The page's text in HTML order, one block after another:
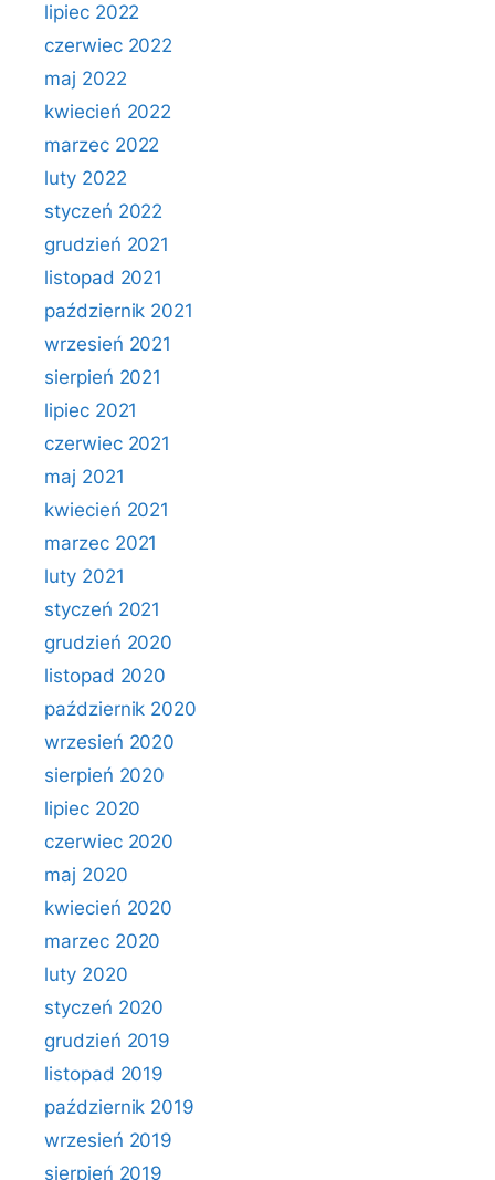
lipiec 2022
czerwiec 2022
maj 2022
kwiecień 2022
marzec 2022
luty 2022
styczeń 2022
grudzień 2021
listopad 2021
październik 2021
wrzesień 2021
sierpień 2021
lipiec 2021
czerwiec 2021
maj 2021
kwiecień 2021
marzec 2021
luty 2021
styczeń 2021
grudzień 2020
listopad 2020
październik 2020
wrzesień 2020
sierpień 2020
lipiec 2020
czerwiec 2020
maj 2020
kwiecień 2020
marzec 2020
luty 2020
styczeń 2020
grudzień 2019
listopad 2019
październik 2019
wrzesień 2019
sierpień 2019